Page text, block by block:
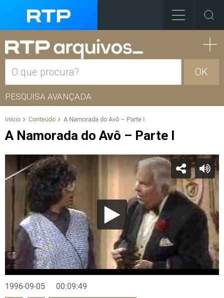
OK
PESQUISA AVANÇADA
Início Conteúdo A Namorada do Avô – Parte I
A Namorada do Avô – Parte I
1996-09-05 00:09:49